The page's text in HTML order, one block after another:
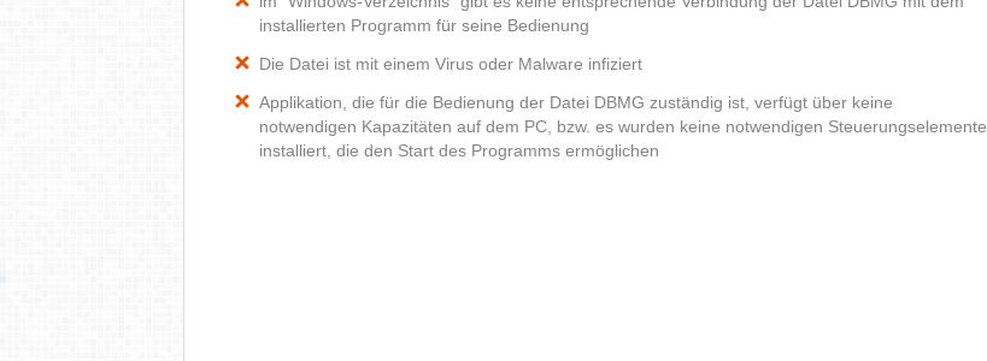
installierten Programm für seine Bedienung
Die Datei ist mit einem Virus oder Malware infiziert
Applikation, die für die Bedienung der Datei DBMG zuständig ist, verfügt über keine
notwendigen Kapazitäten auf dem PC, bzw. es wurden keine notwendigen Steuerungselemente
installiert, die den Start des Programms ermöglichen